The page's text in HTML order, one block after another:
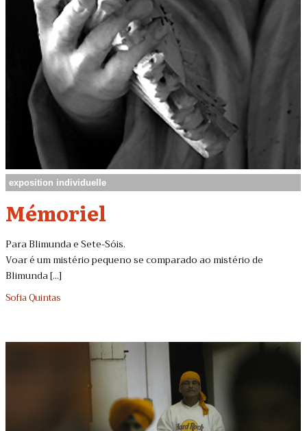
exposition individuelle
Mémoriel
Para Blimunda e Sete-Sóis.
Voar é um mistério pequeno se comparado ao mistério de
Blimunda [...]
Sofia Quintas